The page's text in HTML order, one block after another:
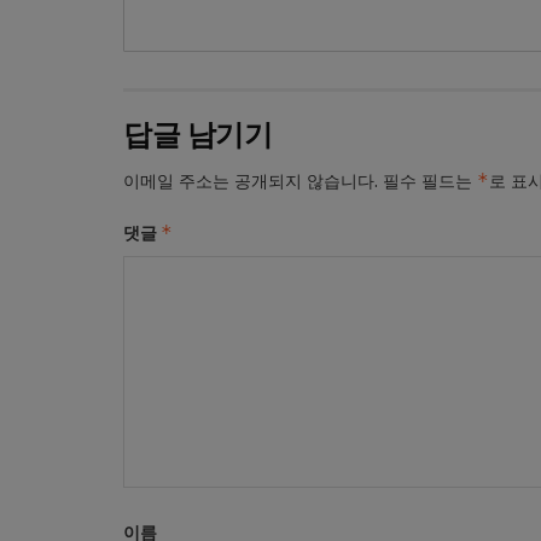
답글 남기기
이메일 주소는 공개되지 않습니다. 필수 필드는 *로 표
댓글 *
이름